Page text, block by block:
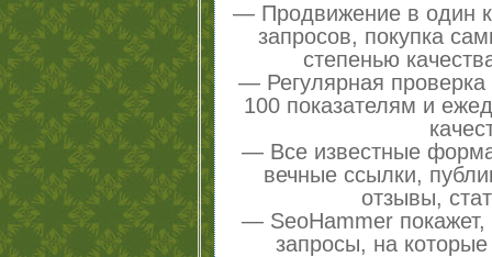
— Продвижение в один
запросов, покупка
степенью
— Регулярная проверка
100 показателям и
— Все известные
вечные ссылки,
отзывы,
— SeoHammer покажет,
запросы, на